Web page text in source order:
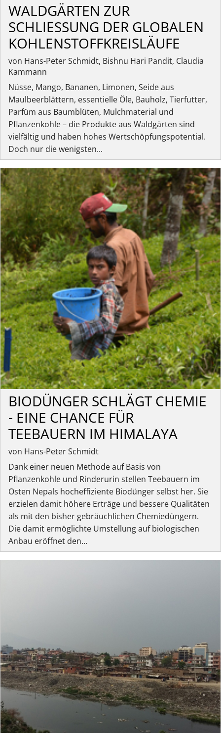
WALDGÄRTEN ZUR
SCHLIESSUNG DER GLOBALEN K
OHLENSTOFFKREISLÄUFE
von Hans-Peter Schmidt, Bishnu Hari Pandit, Claudia
Kammann
Nüsse, Mango, Bananen, Limonen, Seide aus
Maulbeerblättern, essentielle Öle, Bauholz, Tierfutter,
Parfüm aus Baumblüten, Mulchmaterial und
Pflanzenkohle – die Produkte aus Waldgärten sind
vielfältig und haben hohes Wertschöpfungspotential.
Doch nur die wenigsten...
BIODÜNGER SCHLÄGT CHEMIE
- EINE CHANCE FÜR
TEEBAUERN IM HIMALAYA
von Hans-Peter Schmidt
Dank einer neuen Methode auf Basis von
Pflanzenkohle und Rinderurin stellen Teebauern im
Osten Nepals hocheffiziente Biodünger selbst her. Sie
erzielen damit höhere Erträge und bessere Qualitäten
als mit den bisher gebräuchlichen Chemiedüngern.
Die damit ermöglichte Umstellung auf biologischen
Anbau eröffnet den...